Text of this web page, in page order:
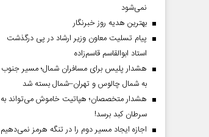
نمی‌شود
بهترین هدیه روز خبرنگار
پیام تسلیت معاون وزیر ارشاد در پی درگذشت
استاد ابوالقاسم قاسم‌زاده
هشدار پلیس برای مسافران شمال؛ مسیر جنوب
به شمال چالوس و تهران–شمال بسته شد
هشدار متخصصان؛ هپاتیت خاموش می‌تواند به
سرطان کبد برسد!
اجازه ایجاد مسیر دوم را در تنگه هرمز نمی‌دهیم